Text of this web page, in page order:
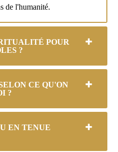
de l'humanité.
POUR
?
CE QU'ON
?
EN TENUE